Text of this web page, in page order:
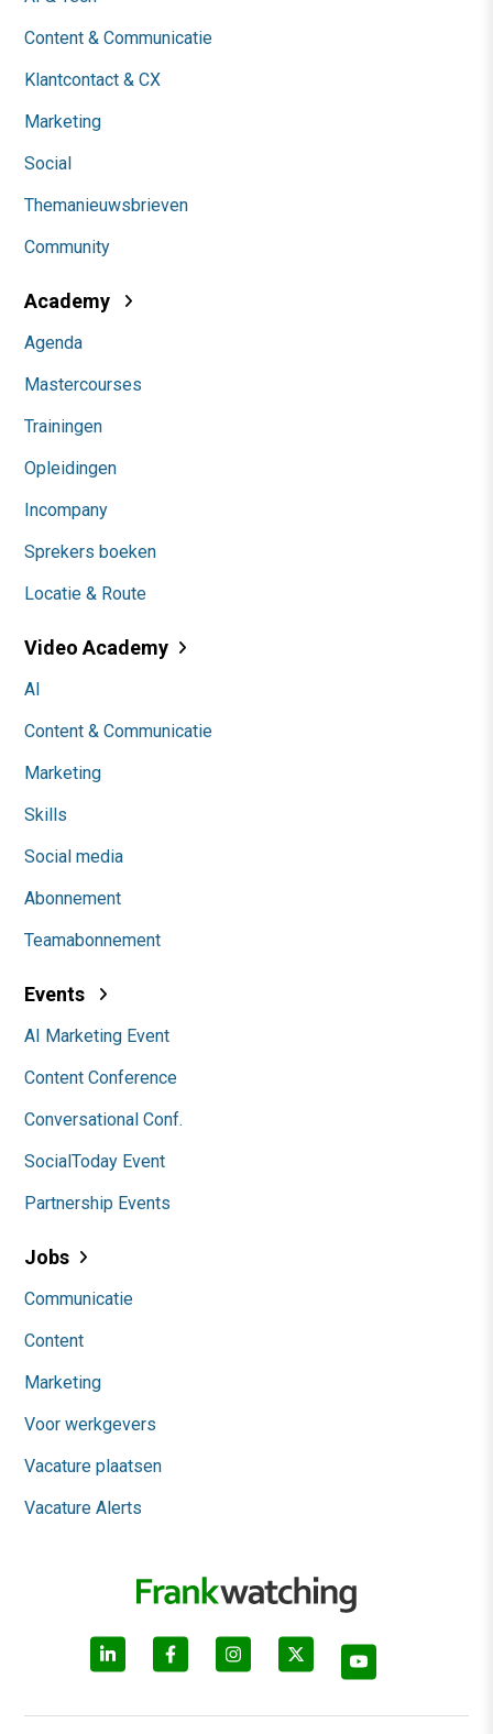
Content & Communicatie
Klantcontact & CX
Marketing
Social
Themanieuwsbrieven
Community
Academy
Agenda
Mastercourses
Trainingen
Opleidingen
Incompany
Sprekers boeken
Locatie & Route
Video Academy
AI
Content & Communicatie
Marketing
Skills
Social media
Abonnement
Teamabonnement
Events
AI Marketing Event
Content Conference
Conversational Conf.
SocialToday Event
Partnership Events
Jobs
Communicatie
Content
Marketing
Voor werkgevers
Vacature plaatsen
Vacature Alerts